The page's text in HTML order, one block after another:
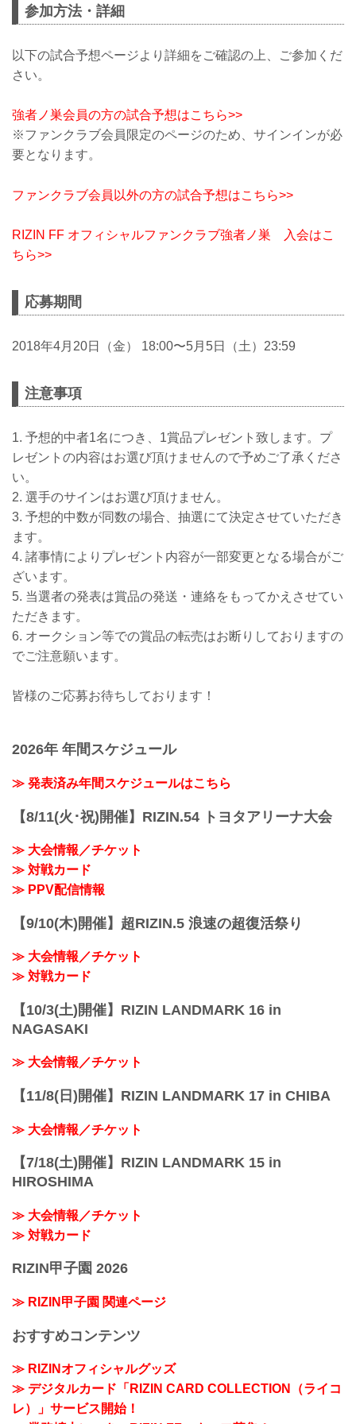
参加方法・詳細
以下の試合予想ページより詳細をご確認の上、ご参加くだ
さい。
強者ノ巣会員の方の試合予想はこちら>>
※ファンクラブ会員限定のページのため、サインインが必
要となります。
ファンクラブ会員以外の方の試合予想はこちら>>
RIZIN FF オフィシャルファンクラブ強者ノ巣 入会はこ
ちら>>
応募期間
2018年4月20日（金） 18:00〜5月5日（土）23:59
注意事項
1. 予想的中者1名につき、1賞品プレゼント致します。プ
レゼントの内容はお選び頂けませんので予めご了承くださ
い。
2. 選手のサインはお選び頂けません。
3. 予想的中数が同数の場合、抽選にて決定させていただき
ます。
4. 諸事情によりプレゼント内容が一部変更となる場合がご
ざいます。
5. 当選者の発表は賞品の発送・連絡をもってかえさせてい
ただきます。
6. オークション等での賞品の転売はお断りしておりますの
でご注意願います。
皆様のご応募お待ちしております！
2026年 年間スケジュール
≫ 発表済み年間スケジュールはこちら
【8/11(火･祝)開催】RIZIN.54 トヨタアリーナ大会
≫ 大会情報／チケット
≫ 対戦カード
≫ PPV配信情報
【9/10(木)開催】超RIZIN.5 浪速の超復活祭り
≫ 大会情報／チケット
≫ 対戦カード
【10/3(土)開催】RIZIN LANDMARK 16 in
NAGASAKI
≫ 大会情報／チケット
【11/8(日)開催】RIZIN LANDMARK 17 in CHIBA
≫ 大会情報／チケット
【7/18(土)開催】RIZIN LANDMARK 15 in
HIROSHIMA
≫ 大会情報／チケット
≫ 対戦カード
RIZIN甲子園 2026
≫ RIZIN甲子園 関連ページ
おすすめコンテンツ
≫ RIZINオフィシャルグッズ
≫ デジタルカード「RIZIN CARD COLLECTION（ライコ
レ）」サービス開始！